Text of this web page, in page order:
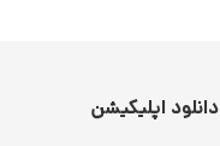
دانلود اپلیکیشن